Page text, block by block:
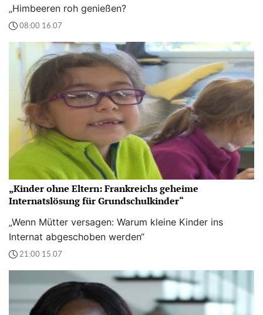
„Himbeeren roh genießen?
08:00 16.07
„Kinder ohne Eltern: Frankreichs geheime
Internatslösung für Grundschulkinder“
„Wenn Mütter versagen: Warum kleine Kinder ins
Internat abgeschoben werden“
21:00 15.07